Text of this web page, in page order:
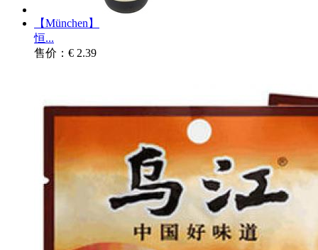
【München】
恒...
售价：€ 2.39